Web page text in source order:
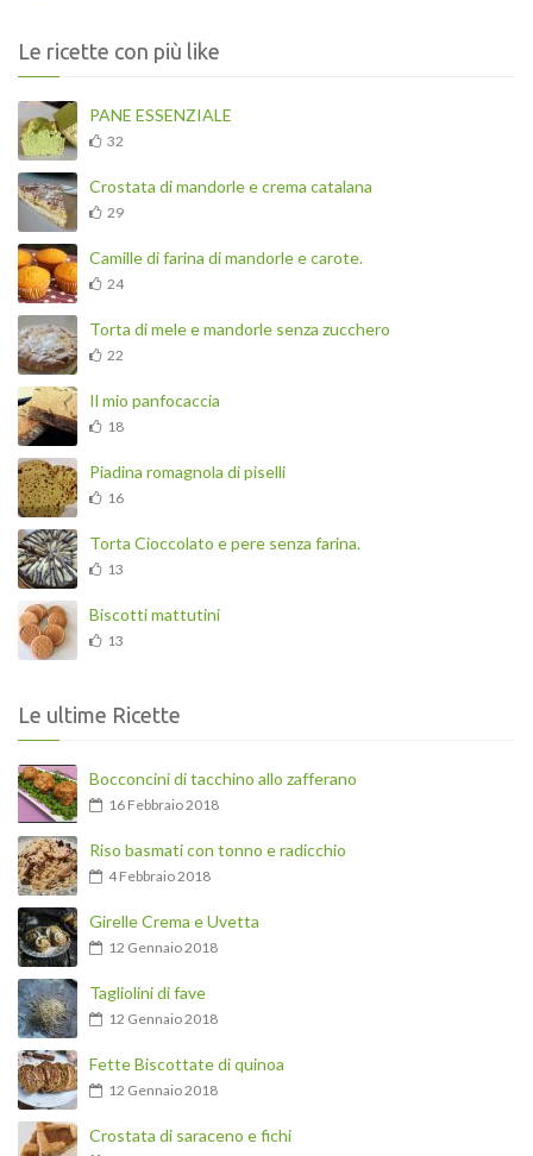
Le ricette con più like
PANE ESSENZIALE
32
Crostata di mandorle e crema catalana
29
Camille di farina di mandorle e carote.
24
Torta di mele e mandorle senza zucchero
22
Il mio panfocaccia
18
Piadina romagnola di piselli
16
Torta Cioccolato e pere senza farina.
13
Biscotti mattutini
13
Le ultime Ricette
Bocconcini di tacchino allo zafferano
16 Febbraio 2018
Riso basmati con tonno e radicchio
4 Febbraio 2018
Girelle Crema e Uvetta
12 Gennaio 2018
Tagliolini di fave
12 Gennaio 2018
Fette Biscottate di quinoa
12 Gennaio 2018
Crostata di saraceno e fichi